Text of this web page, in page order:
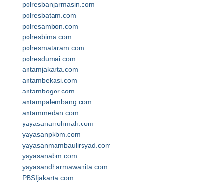
polresbanjarmasin.com
polresbatam.com
polresambon.com
polresbima.com
polresmataram.com
polresdumai.com
antamjakarta.com
antambekasi.com
antambogor.com
antampalembang.com
antammedan.com
yayasanarrohmah.com
yayasanpkbm.com
yayasanmambaulirsyad.com
yayasanabm.com
yayasandharmawanita.com
PBSIjakarta.com